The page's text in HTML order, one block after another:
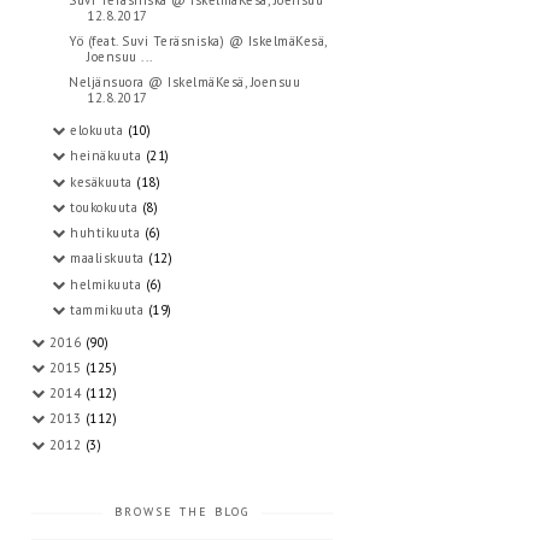
12.8.2017
Yö (feat. Suvi Teräsniska) @ IskelmäKesä,
Joensuu ...
Neljänsuora @ IskelmäKesä, Joensuu
12.8.2017
elokuuta (10)
heinäkuuta (21)
kesäkuuta (18)
toukokuuta (8)
huhtikuuta (6)
maaliskuuta (12)
helmikuuta (6)
tammikuuta (19)
2016 (90)
2015 (125)
2014 (112)
2013 (112)
2012 (3)
BROWSE THE BLOG